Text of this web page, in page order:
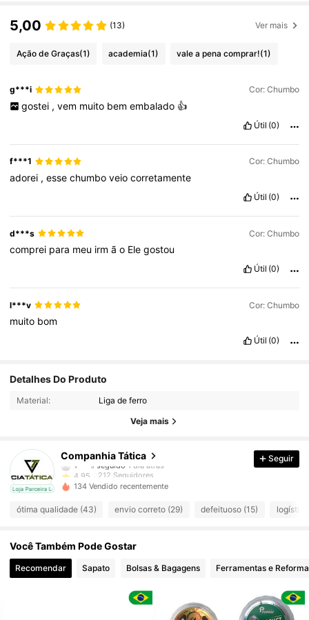
5,00 (13) Ver mais
Ação de Graças(1) academia(1) vale a pena comprar!(1)
g***i Cor: Chumbo
gostei , vem muito bem embalado 👍
Útil (0)
f***1 Cor: Chumbo
adorei ,essechumboveiocorretamente
Útil (0)
d***s Cor: Chumbo
comprei para meu irmão Elegostou
Útil (0)
l***v Cor: Chumbo
muito bom
Útil (0)
Detalhes Do Produto
Material: Liga de ferro
Veja mais
Loja Parceira Local
Companhia Tática
4,95 212 Seguidores
212 Seguidores
4,95 212 Seguidores
4,95 212 Seguidores
212 Seguidores
Seguir
134 Vendido recentemente
ótima qualidade (43) envio correto (29) defeituoso (15)
Você Também Pode Gostar
Recomendar Sapato Bolsas & Bagagens Ferramentas e